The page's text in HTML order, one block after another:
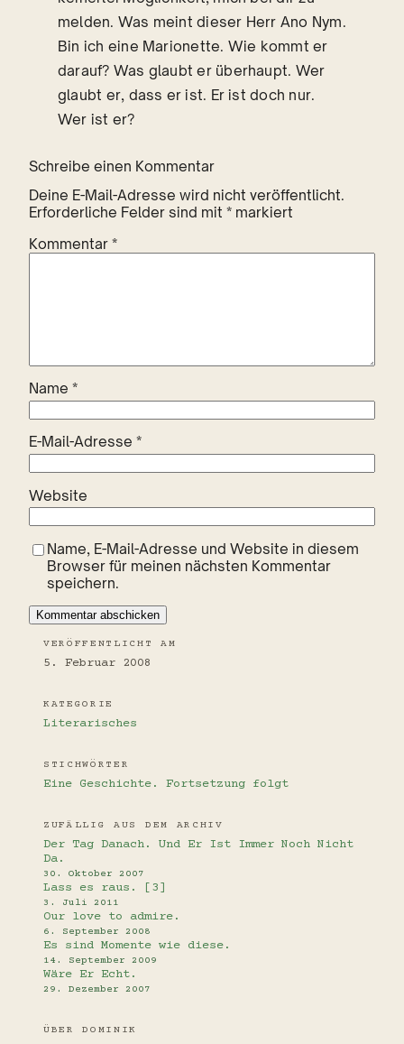
melden. Was meint dieser Herr Ano Nym.
Bin ich eine Marionette. Wie kommt er
darauf? Was glaubt er überhaupt. Wer
glaubt er, dass er ist. Er ist doch nur.
Wer ist er?
Schreibe einen Kommentar
Deine E-Mail-Adresse wird nicht veröffentlicht.
Erforderliche Felder sind mit * markiert
Kommentar *
Name *
E-Mail-Adresse *
Website
Name, E-Mail-Adresse und Website in diesem
Browser für meinen nächsten Kommentar
speichern.
VERÖFFENTLICHT AM
5. Februar 2008
KATEGORIE
Literarisches
STICHWÖRTER
Eine Geschichte. Fortsetzung folgt
ZUFÄLLIG AUS DEM ARCHIV
Der Tag Danach. Und Er Ist Immer Noch Nicht
Da.
30. Oktober 2007
Lass es raus. [3]
3. Juli 2011
Our love to admire.
6. September 2008
Es sind Momente wie diese.
14. September 2009
Wäre Er Echt.
29. Dezember 2007
ÜBER DOMINIK